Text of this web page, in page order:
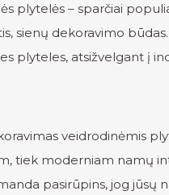
plytelės – sparčiai
sienų dekoravimo būdas.
plyteles, atsižvelgant į
veidrodinėmis
tiek moderniam namų
pasirūpins, jog jūsų